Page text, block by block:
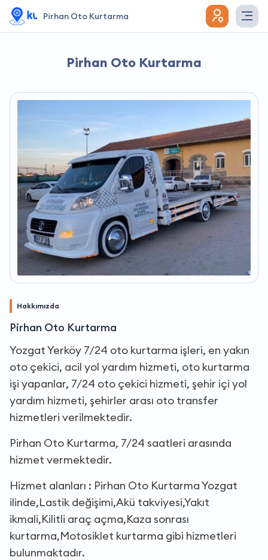
Pirhan Oto Kurtarma
Pirhan Oto Kurtarma
Hakkımızda
Pirhan Oto Kurtarma
Yozgat Yerköy 7/24 oto kurtarma işleri, en yakın
oto çekici, acil yol yardım hizmeti, oto kurtarma
işi yapanlar, 7/24 oto çekici hizmeti, şehir içi yol
yardım hizmeti, şehirler arası oto transfer
hizmetleri verilmektedir.
Pirhan Oto Kurtarma, 7/24 saatleri arasında
hizmet vermektedir.
Hizmet alanları : Pirhan Oto Kurtarma Yozgat
ilinde,Lastik değişimi,Akü takviyesi,Yakıt
ikmali,Kilitli araç açma,Kaza sonrası
kurtarma,Motosiklet kurtarma gibi hizmetleri
bulunmaktadır.